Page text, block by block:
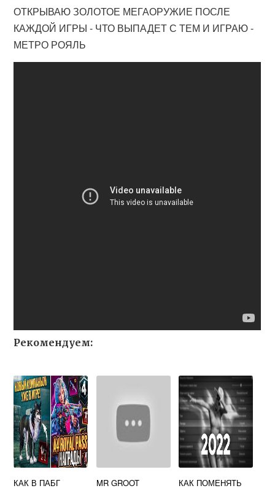
ОТКРЫВАЮ ЗОЛОТОЕ МЕГАОРУЖИЕ ПОСЛЕ
КАЖДОЙ ИГРЫ - ЧТО ВЫПАДЕТ С ТЕМ И ИГРАЮ -
МЕТРО РОЯЛЬ
Рекомендуем:
КАК В ПАБГ
MR GROOT
КАК ПОМЕНЯТЬ